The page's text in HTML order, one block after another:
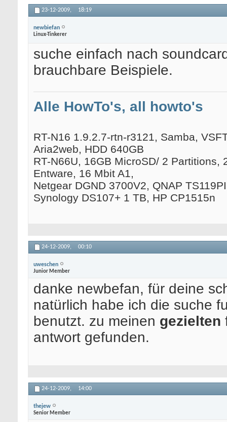
23-12-2009, 18:19
newbiefan
Linux-Tinkerer
suche einfach nach
brauchbare Beispiele.
Alle HowTo's, all howto's
RT-N16 1.9.2.7-rtn-r3121, Samba,
Aria2web, HDD 640GB
RT-N66U, 16GB MicroSD/ 2
Entware, 16 Mbit A1,
Netgear DGND 3700V2, QNAP
Synology DS107+ 1 TB, HP CP1515n
24-12-2009, 00:10
uweschen
Junior Member
danke newbefan, für deine
natürlich habe ich die suche
benutzt. zu meinen gezielten
antwort gefunden.
24-12-2009, 14:00
thejew
Senior Member